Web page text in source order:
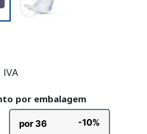
IVA
por embalagem
por 36 -10%